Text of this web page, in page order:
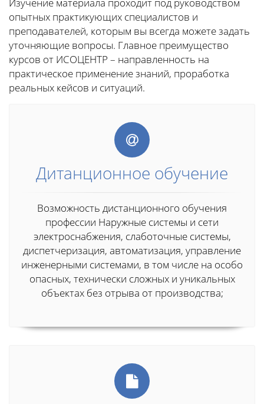
Изучение материала проходит под руководством
опытных практикующих специалистов и
преподавателей, которым вы всегда можете задать
уточняющие вопросы. Главное преимущество
курсов от ИСОЦЕНТР – направленность на
практическое применение знаний, проработка
реальных кейсов и ситуаций.
Дитанционное обучение
Возможность дистанционного обучения
профессии Наружные системы и сети
электроснабжения, слаботочные системы,
диспетчеризация, автоматизация, управление
инженерными системами, в том числе на особо
опасных, технически сложных и уникальных
объектах без отрыва от производства;